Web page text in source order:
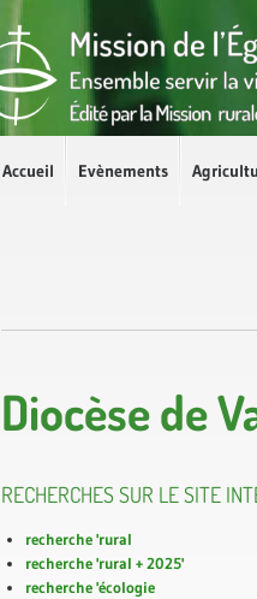
Accueil Evènements
Diocèse de
RECHERCHES SUR LE SITE
recherche 'rural
recherche 'rural + 2025'
recherche 'écologie